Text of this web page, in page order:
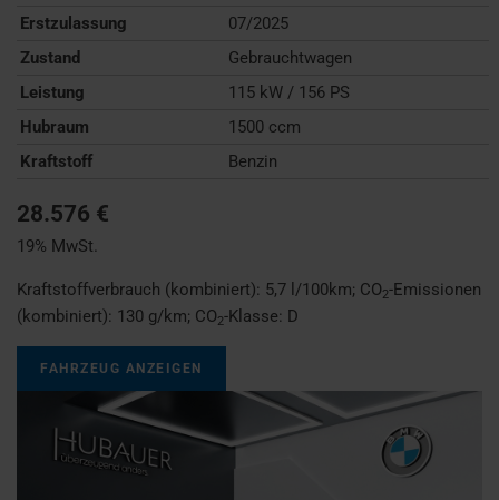
Erstzulassung
07/2025
Zustand
Gebrauchtwagen
Leistung
115 kW / 156 PS
Hubraum
1500 ccm
Kraftstoff
Benzin
28.576 €
19% MwSt.
Kraftstoffverbrauch (kombiniert): 5,7 l/100km; CO2-Emissionen
(kombiniert): 130 g/km; CO2-Klasse: D
FAHRZEUG ANZEIGEN